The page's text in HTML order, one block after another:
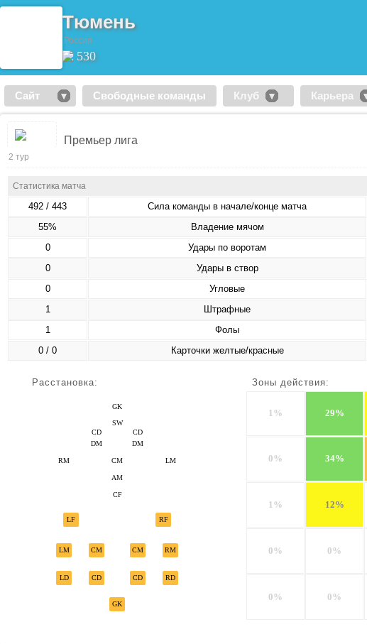
Тюмень
Россия
530
Сайт Свободные команды Клуб Карьера
Премьер лига
2 тур
Статистика матча
492 / 443 Сила команды в начале/конце матча
55%
Владение мячом
0
Удары по воротам
0
Удары в створ
0
Угловые
1
Штрафные
1
Фолы
0 / 0
Карточки желтые/красные
Расстановка:
GK
CD
CD
DM
LM
DM
AM
RM
CF
SW
CM
GK
LD CD RD
CD
CM
LM RM
LF
CM
RF
Зоны действия:
1% 29%
0% 34%
1% 12%
0% 0%
0% 0%